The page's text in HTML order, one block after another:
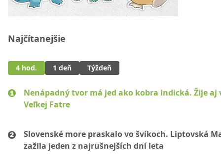
Najčítanejšie
4 hod. 1 deň Týždeň
Nenápadný tvor má jed ako kobra indická. Žije aj
Veľkej Fatre
Slovenské more praskalo vo švíkoch. Liptovská
zažila jeden z najrušnejších dní leta